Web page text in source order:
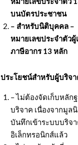
บนบัตรประชาชน
– สำหรับนิติบุคคล –
หมายเลขประจำตัวผู้
ภาษีอากร 13 หลัก
ประโยชน์สำหรับผู้บริจ
– ไม่ต้องจัดเก็บหลัก
บริจาค เนื่องจากมูล
บันทึกเข้าระบบบริจ
อิเล็กทรอนิกส์แล้ว